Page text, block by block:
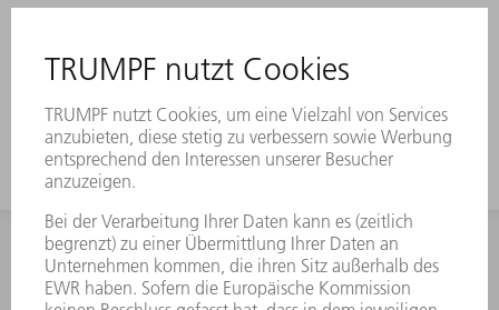
INFORMATION
Häufig gestellte Fragen